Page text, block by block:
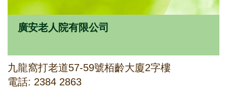
廣安老人院有限公司
九龍窩打老道57-59號栢齡大廈2字樓
電話: 2384 2863